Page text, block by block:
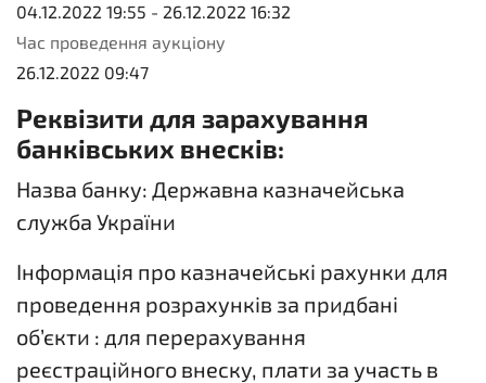
04.12.2022 19:55 - 26.12.2022 16:32
Час проведення аукціону
26.12.2022 09:47
Реквізити для зарахування
банківських внесків:
Назва банку: Державна казначейська
служба України
Інформація про казначейські рахунки для
проведення розрахунків за придбані
об’єкти : для перерахування
реєстраційного внеску, плати за участь в